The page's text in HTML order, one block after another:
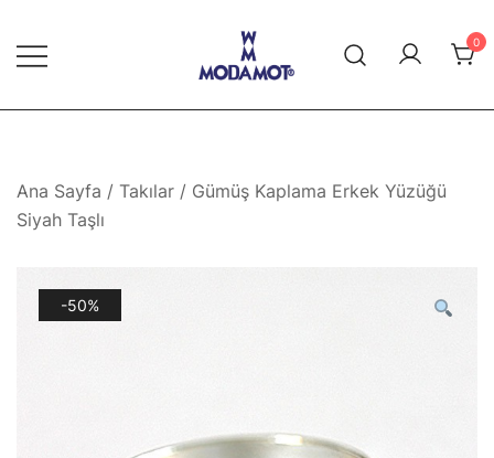
content
Modamot E-Ticaret
0
Ana Sayfa / Takılar / Gümüş Kaplama Erkek Yüzüğü
Siyah Taşlı
-50%